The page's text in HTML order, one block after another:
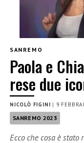
SANREMO
Paola e
rese due
NICOLÒ FIGINI | 9
SANREMO 2023
Ecco che cosa è